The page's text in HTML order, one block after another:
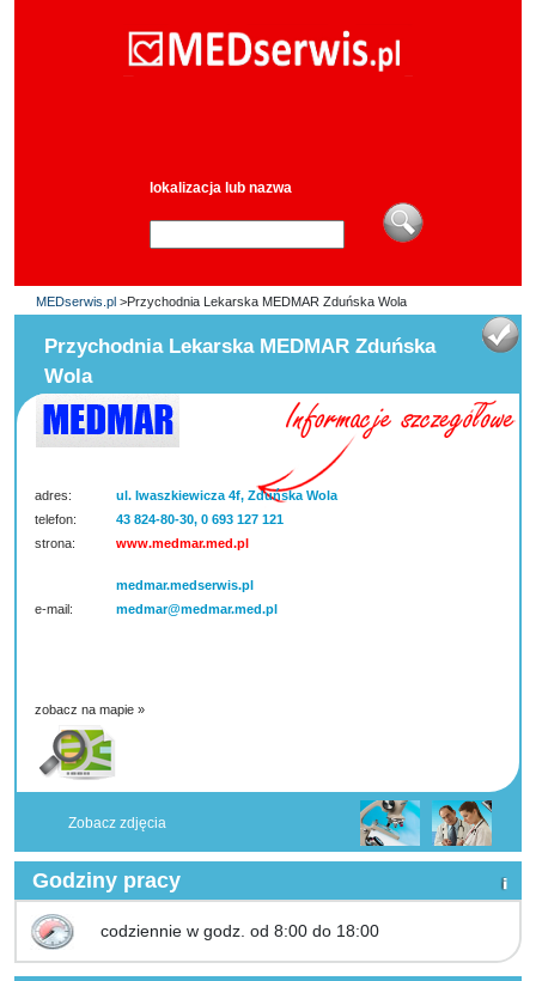
lokalizacja lub nazwa
MEDserwis.pl >Przychodnia Lekarska MEDMAR Zduńska Wola
Przychodnia Lekarska MEDMAR Zduńska
Wola
adres:
ul. Iwaszkiewicza 4f, Zduńska Wola
telefon:
43 824-80-30, 0 693 127 121
strona:
www.medmar.med.pl
medmar.medserwis.pl
e-mail:
medmar@medmar.med.pl
zobacz na mapie »
Zobacz zdjęcia
Godziny pracy
codziennie w godz. od 8:00 do 18:00